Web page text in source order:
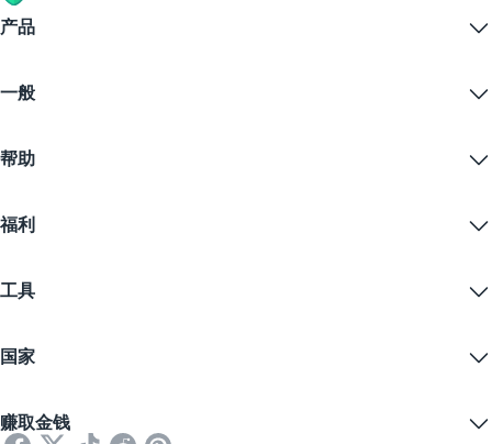
产品
VPN for macOS
iOS VPN
Firefox
免费VPN
一般
VPN下载
定价
学生优惠
博客
帮助
联系我们
隐私政策
Cookie偏好设置
福利
网络隐私
匿名IP
流媒体用VPN
工具
隐藏您的IP
在线短信
国家
英国VPN
赚取金钱